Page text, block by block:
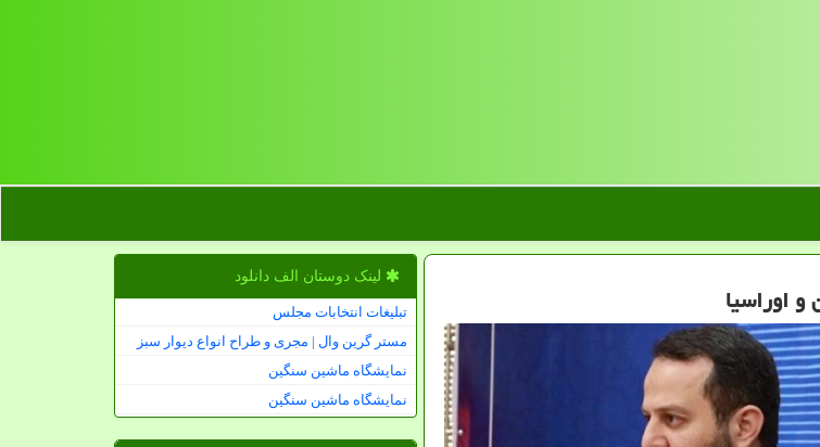
لینک دوستان الف دانلود
تبلیغات انتخابات مجلس
مستر گرین وال | مجری و طراح انواع دیوار سبز
نمایشگاه ماشین سنگین
نمایشگاه ماشین سنگین